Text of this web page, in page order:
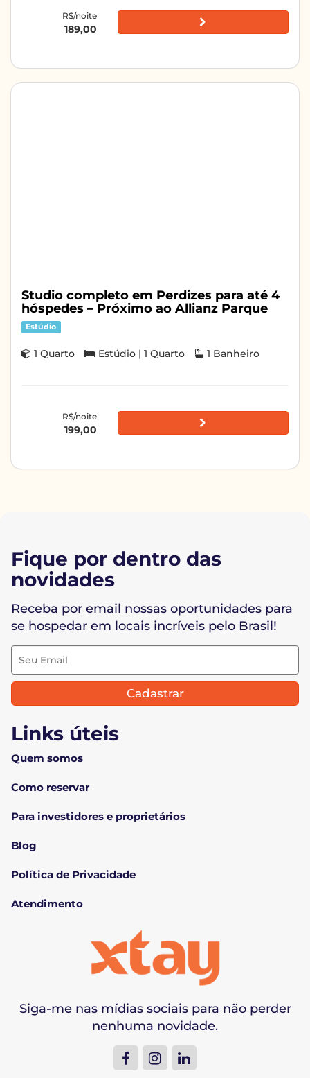
R$/noite
189,00
Studio completo em Perdizes para até 4
hóspedes – Próximo ao Allianz Parque
Estúdio
1 Quarto Estúdio | 1 Quarto 1 Banheiro
R$/noite
199,00
Siga-me nas mídias sociais para não perder
nenhuma novidade.
Links úteis
Quem somos
Como reservar
Para investidores e proprietários
Blog
Política de Privacidade
Atendimento
Fique por dentro das
novidades
Receba por email nossas oportunidades para
se hospedar em locais incríveis pelo Brasil!
Cadastrar